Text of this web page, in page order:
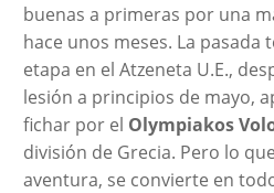
buenas a primeras por una
hace unos meses. La pasada
etapa en el Atzeneta U.E.,
lesión a principios de mayo,
fichar por el Olympiakos
división de Grecia. Pero lo
aventura, se convierte en